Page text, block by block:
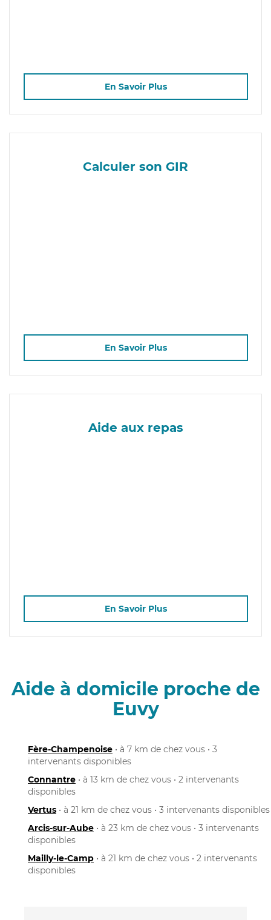
En Savoir Plus
Calculer son GIR
En Savoir Plus
Aide aux repas
En Savoir Plus
Aide à domicile proche de
Euvy
Fère-Champenoise • à 7 km de chez vous • 3
intervenants disponibles
Connantre • à 13 km de chez vous • 2 intervenants
disponibles
Vertus • à 21 km de chez vous • 3 intervenants disponibles
Arcis-sur-Aube • à 23 km de chez vous • 3 intervenants
disponibles
Mailly-le-Camp • à 21 km de chez vous • 2 intervenants
disponibles